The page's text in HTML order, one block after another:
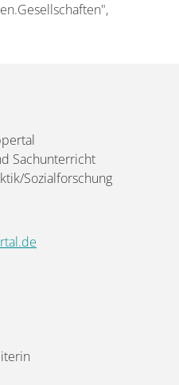
Sachunterricht
Sozialforschung